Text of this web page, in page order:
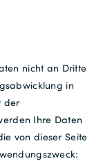
nicht an Dritte
in
der
Ihre Daten
von dieser Seite